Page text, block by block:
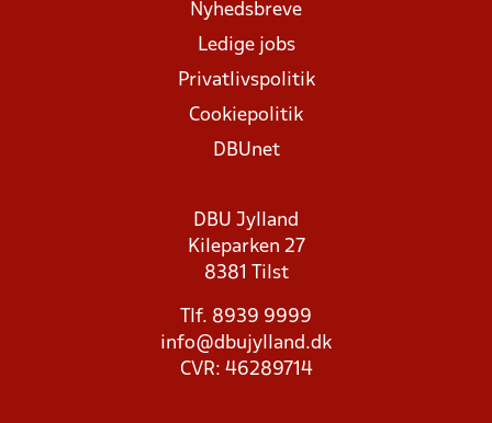
Nyhedsbreve
Ledige jobs
Privatlivspolitik
Cookiepolitik
DBUnet
DBU Jylland
Kileparken 27
8381 Tilst
Tlf. 8939 9999
info@dbujylland.dk
CVR: 46289714